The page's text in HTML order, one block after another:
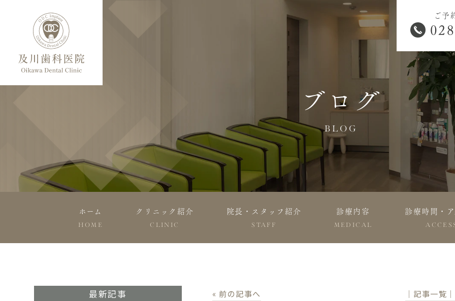
ご予
ブログ
BLOG
ホーム
HOME
クリニック紹介
CLINIC
院長・スタッフ紹介
STAFF
診療内容
MEDICAL
診療時間・ア
« 前の記事へ │記事一覧│
最新記事